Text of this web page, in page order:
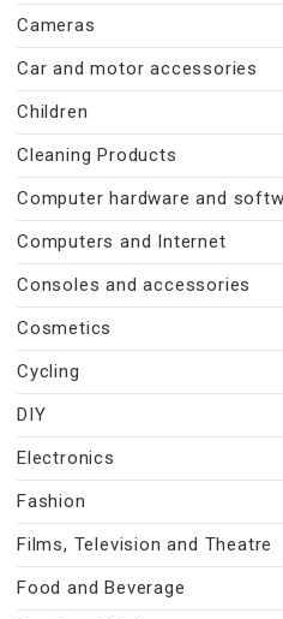
Cameras
Car and motor accessories
Children
Cleaning Products
Computer hardware and
Computers and Internet
Consoles and accessories
Cosmetics
Cycling
DIY
Electronics
Fashion
Films, Television and Theatre
Food and Beverage